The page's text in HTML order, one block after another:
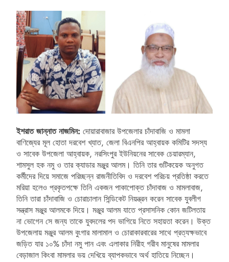
ইশরাত জান্নাত নাজমিন: দোয়ারাবাজার উপজেলার চাঁদাবাজি ও মামলা
বাণিজ্যের মূল হোতা দরবেশ খ্যাত, জেলা বিএনপির আহ্বায়ক কমিটির সদস্য
ও সাবেক উপজেলা আহ্বায়ক, নরসিংপুর ইউনিয়নের সাবেক চেয়ারম্যান,
শামসুল হক নমু ও তার ক্যাডার মঞ্জুর আলম। তিনি তার গুটিকয়েক অনুগত
কর্মীদের দিয়ে সমাজে পরিচ্ছন্ন রাজনীতিবিদ ও দরবেশ পরিচয় প্রতিষ্ঠা করতে
মরিয়া হলেও প্রকৃতপক্ষে তিনি একজন পাকাপোক্ত চাঁদাবাজ ও মামলাবাজ,
তিনি তারা চাঁদাবাজি ও চোরাচালান সিন্ডিকেট নিয়ন্ত্রন করেন সাবেক যুবলীগ
সন্ত্রাস মঞ্জুর আলমকে দিয়ে। মঞ্জুর আলম যাতে প্রসাসনিক কোন জটিলতায়
না ভোগেন সে জন্য তাকে যুবদলের পদ ভাগিয়ে নিতে সহায়তা করেন। উক্ত
উপজেলায় মঞ্জুর আলম বুংগার মালামাল ও চোরাকারবারের সাথে প্রত্যক্ষভাবে
জড়িত যার ১০% চাঁদা নমু পান এবং এলাকার নিরীহ গরীব মানুষের মামলার
বেড়াজাল কিংবা মামলার ভয় দেখিয়ে ব্যাপকভাবে অর্থ হাতিয়ে নিচ্ছেন।